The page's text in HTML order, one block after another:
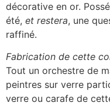
décorative en or.
été, et restera, une
raffiné.
Fabrication de cette
Tout un orchestre de
peintres sur verre
verre ou carafe de